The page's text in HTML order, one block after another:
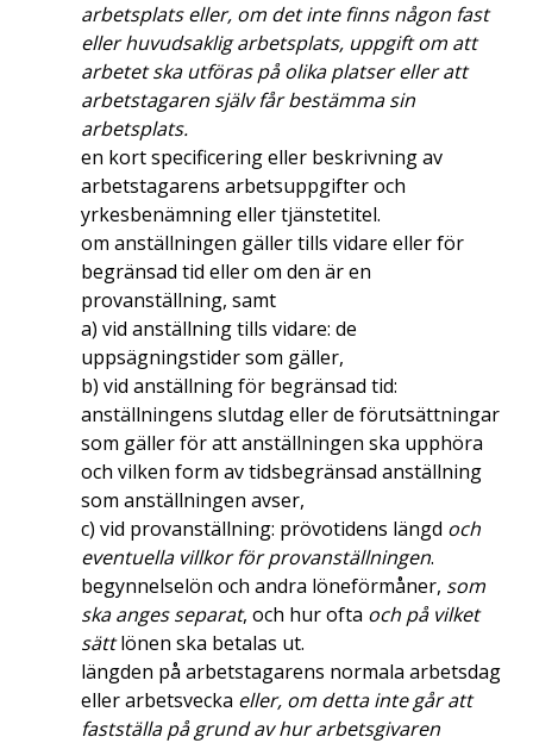
arbetsplats eller, om det inte finns någon fast
eller huvudsaklig arbetsplats, uppgift om att
arbetet ska utföras på olika platser eller att
arbetstagaren själv får bestämma sin
arbetsplats.
en kort specificering eller beskrivning av
arbetstagarens arbetsuppgifter och
yrkesbenämning eller tjänstetitel.
om anställningen gäller tills vidare eller för
begränsad tid eller om den är en
provanställning, samt
a) vid anställning tills vidare: de
uppsägningstider som gäller,
b) vid anställning för begränsad tid:
anställningens slutdag eller de förutsättningar
som gäller för att anställningen ska upphöra
och vilken form av tidsbegränsad anställning
som anställningen avser,
c) vid provanställning: prövotidens längd och
eventuella villkor för provanställningen.
begynnelselön och andra löneförmåner, som
ska anges separat, och hur ofta och på vilket
sättlönen ska betalas ut.
längden på arbetstagarens normala arbetsdag
eller arbetsvecka eller, om detta inte går att
fastställa på grund av hur arbetsgivaren